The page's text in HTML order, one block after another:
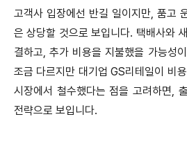
고객사 입장에선 반길 일이지만, 품고
은 상당할 것으로 보입니다. 택배사와
결하고, 추가 비용을 지불했을 가능성
조금 다르지만 대기업 GS리테일이 비
시장에서 철수했다는 점을 고려하면,
전략으로 보입니다.